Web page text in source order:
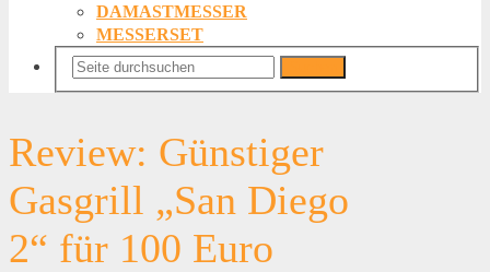
DAMASTMESSER
MESSERSET
Review: Günstiger
Gasgrill „San Diego
2“ für 100 Euro